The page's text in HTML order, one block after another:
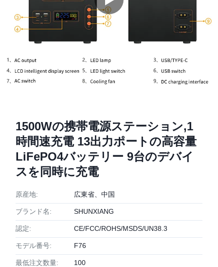
1500Wの携帯電源ステーション,1
時間速充電 13出力ポートの高容量
LiFePO4バッテリー 9台のデバイ
スを同時に充電
原産地: 広東省、中国
ブランド名: SHUNXIANG
認定: CE/FCC/ROHS/MSDS/UN38.3
モデル番号: F76
最低注文数量: 100